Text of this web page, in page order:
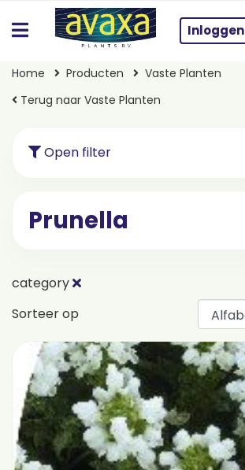
Inloggen
Home Producten
Vaste Planten
Terug naar Vaste Planten
Open filter
Prunella
category
Sorteer op